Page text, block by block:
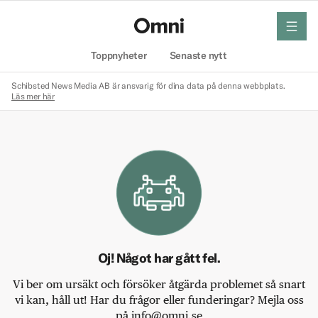
Toppnyheter Senaste nytt
meny
Schibsted News Media AB är ansvarig för dina data på denna webbplats.
Läs mer här
Oj! Något har gått fel.
Vi ber om ursäkt och försöker åtgärda problemet så snart
vi kan, håll ut! Har du frågor eller funderingar? Mejla oss